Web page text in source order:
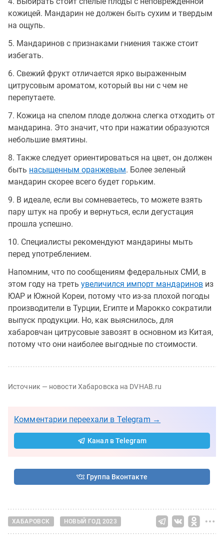
кожицей. Мандарин не должен быть сухим и твердым
на ощупь.
5. Мандаринов с признаками гниения также стоит
избегать.
6. Свежий фрукт отличается ярко выраженным
цитрусовым ароматом, который вы ни с чем не
перепутаете.
7. Кожица на спелом плоде должна слегка отходить от
мандарина. Это значит, что при нажатии образуются
небольшие вмятины.
8. Также следует ориентироваться на цвет, он должен
быть насыщенным оранжевым. Более зеленый
мандарин скорее всего будет горьким.
9. В идеале, если вы сомневаетесь, то можете взять
пару штук на пробу и вернуться, если дегустация
прошла успешно.
10. Специалисты рекомендуют мандарины мыть
перед употреблением.
Напомним, что по сообщениям федеральных СМИ, в
этом году на треть увеличился импорт мандаринов из
ЮАР и Южной Кореи, потому что из-за плохой погоды
производители в Турции, Египте и Марокко сократили
выпуск продукции. Но, как выяснилось, для
хабаровчан цитрусовые завозят в основном из Китая,
потому что они наиболее выгодные по стоимости.
Источник — новости Хабаровска на DVHAB.ru
Комментарии переехали в Telegram →
Канал в Telegram
Группа Вконтакте
ХАБАРОВСК НОВЫЙ ГОД 2023